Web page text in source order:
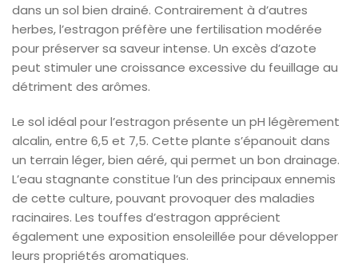
dans un sol bien drainé. Contrairement à d’autres
herbes, l’estragon préfère une fertilisation modérée
pour préserver sa saveur intense. Un excès d’azote
peut stimuler une croissance excessive du feuillage au
détriment des arômes.
Le sol idéal pour l’estragon présente un pH légèrement
alcalin, entre 6,5 et 7,5. Cette plante s’épanouit dans
un terrain léger, bien aéré, qui permet un bon drainage.
L’eau stagnante constitue l’un des principaux ennemis
de cette culture, pouvant provoquer des maladies
racinaires. Les touffes d’estragon apprécient
également une exposition ensoleillée pour développer
leurs propriétés aromatiques.